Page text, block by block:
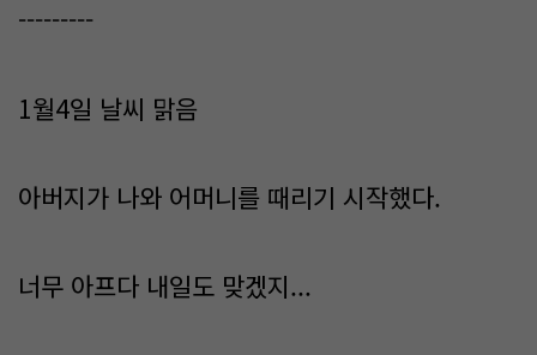
---------
1월4일 날씨 맑음
아버지가 나와 어머니를 때리기 시작했다.
너무 아프다 내일도 맞겠지...